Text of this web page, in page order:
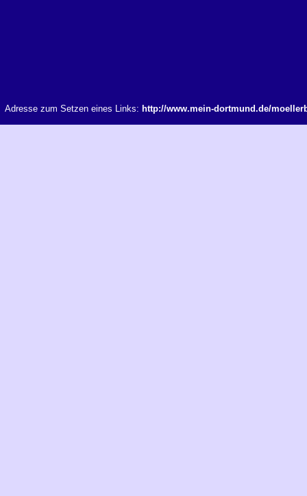
Adresse zum Setzen eines Links: http://www.mein-dortmund.de/